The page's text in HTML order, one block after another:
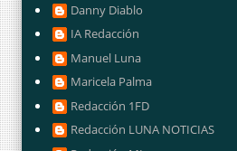
Danny Diablo
IA Redacción
Manuel Luna
Maricela Palma
Redacción 1FD
Redacción LUNA NOTICIAS